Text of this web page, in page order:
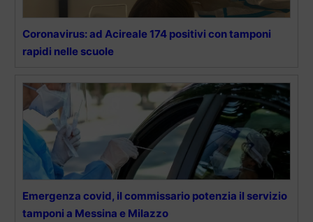
Coronavirus: ad Acireale 174 positivi con tamponi
rapidi nelle scuole
Emergenza covid, il commissario potenzia il servizio
tamponi a Messina e Milazzo